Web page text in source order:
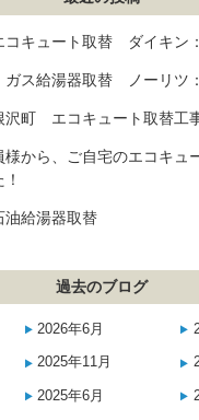
コキュート取替 ダイキン
ス給湯器取替 ノーリツ
沢町 エコキュート取替工
から、ご自宅のエコキュ
油給湯器取替
過去のブログ
2026年6月
2025年11月
2025年6月